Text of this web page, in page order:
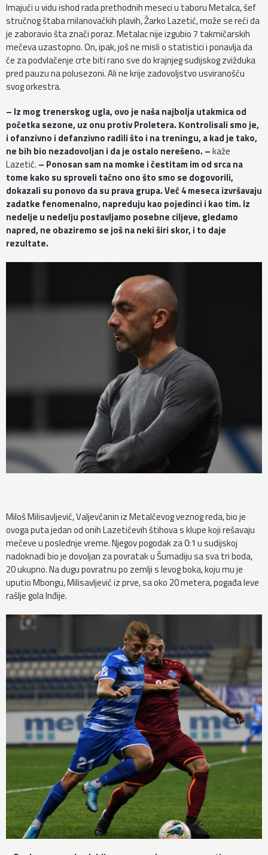
Imajući u vidu ishod rada prethodnih meseci u taboru Metalca, šef
stručnog štaba milanovačkih plavih, Žarko Lazetić, može se reći da
je zaboravio šta znači poraz. Metalac nije izgubio 7 takmičarskih
mečeva uzastopno. On, ipak, još ne misli o statistici i ponavlja da
će za podvlačenje crte biti rano sve do krajnjeg sudijskog zvižduka
pred pauzu na polusezoni. Ali ne krije zadovoljstvo usviranošću
svog orkestra.
– Iz mog trenerskog ugla, ovo je naša najbolja utakmica od
početka sezone, uz onu protiv Proletera. Кontrolisali smo je,
i ofanzivno i defanzivno radili što i na treningu, a kad je tako,
ne bih bio nezadovoljan i da je ostalo nerešeno. –kaže
Lazetić. – Ponosan sam na momke i čestitam im od srca na
tome kako su sproveli tačno ono što smo se dogovorili,
dokazali su ponovo da su prava grupa. Već 4 meseca izvršavaju
zadatke fenomenalno, napreduju kao pojedinci i kao tim. Iz
nedelje u nedelju postavljamo posebne ciljeve, gledamo
napred, ne obaziremo se još na neki širi skor, i to daje
rezultate.
Miloš Milisavljević, Valjevčanin iz Metalčevog veznog reda, bio je
ovoga puta jedan od onih Lazetićevih štihova s klupe koji rešavaju
mečeve u poslednje vreme. Njegov pogodak za 0:1 u sudijskoj
nadoknadi bio je dovoljan za povratak u Šumadiju sa sva tri boda,
20 ukupno. Na dugu povratnu po zemlji s levog boka, koju mu je
uputio Mbongu, Milisavljević iz prve, sa oko 20 metera, pogađa leve
rašlje gola Inđije.